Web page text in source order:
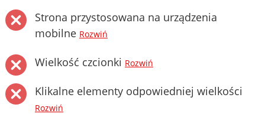
Strona przystosowana na urządzenia
mobilne Rozwiń
Wielkość czcionki Rozwiń
Klikalne elementy odpowiedniej wielkości
Rozwiń